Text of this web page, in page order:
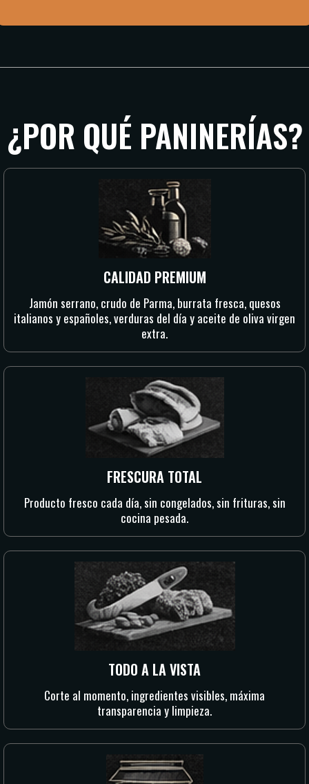
¿POR QUÉ PANINERÍAS?
CALIDAD PREMIUM
Jamón serrano, crudo de Parma, burrata fresca, quesos
italianos y españoles, verduras del día y aceite de oliva virgen
extra.
FRESCURA TOTAL
Producto fresco cada día, sin congelados, sin frituras, sin
cocina pesada.
TODO A LA VISTA
Corte al momento, ingredientes visibles, máxima
transparencia y limpieza.